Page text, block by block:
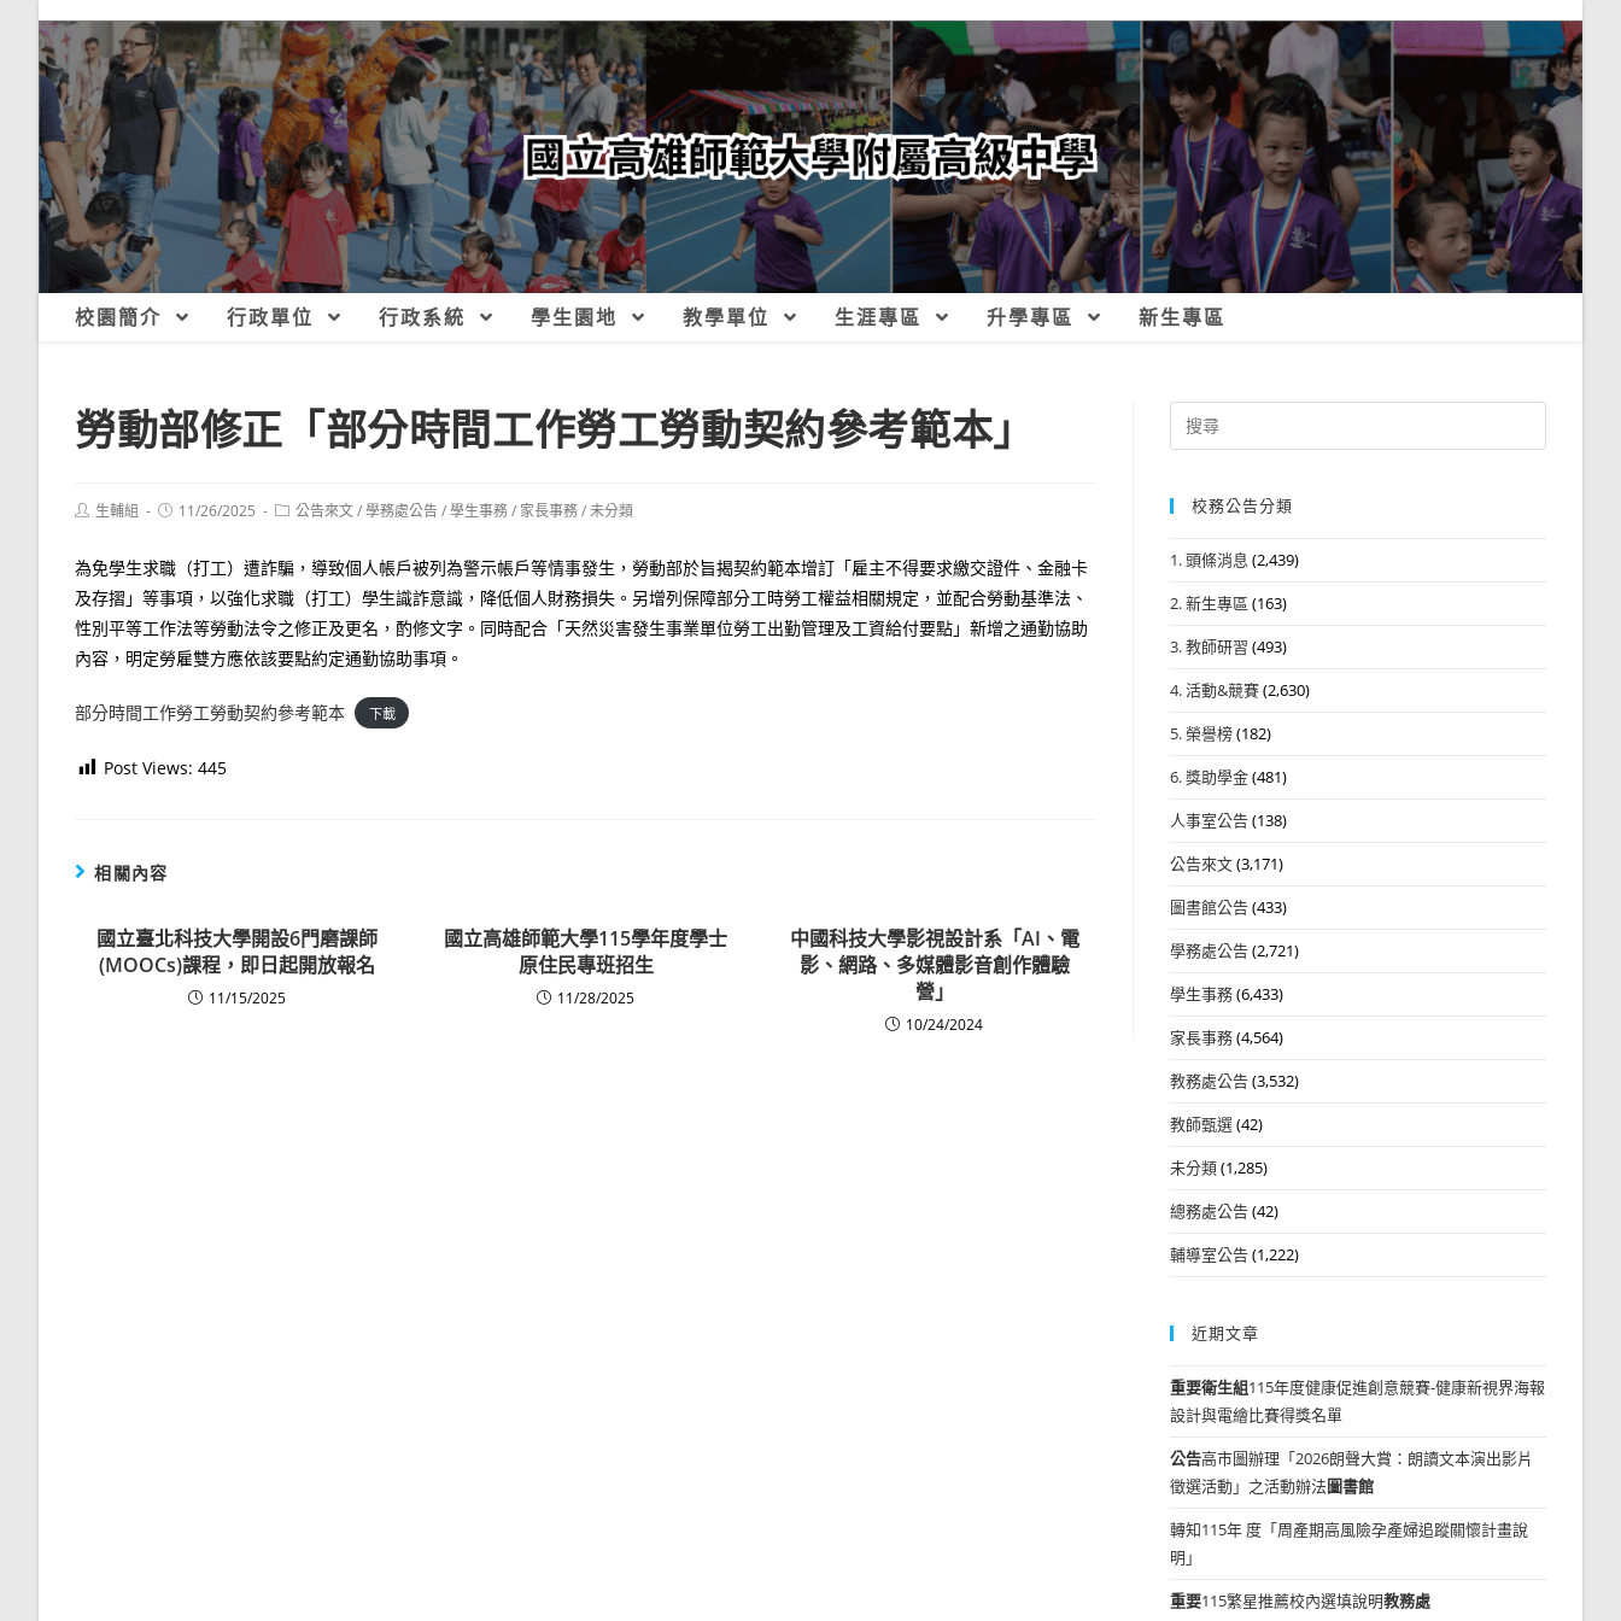
校園簡介 行政單位 行政系統 學生園地 教學單位 生涯專區 升學專區 新生專區
勞動部修正「部分時間工作勞工勞動契約參考範本」
Post生輔組
Post11/26/2025
Post公告來文/學務處公告/學生事務/ 家長事務/未分類
為免學生求職（打工）遭詐騙，導致個人帳戶被列為警示帳戶等情事發生，勞動部於旨揭契約範本增訂「雇主不得要求繳交證件、金融卡
及存摺」等事項，以強化求職（打工）學生識詐意識，降低個人財務損失。另增列保障部分工時勞工權益相關規定，並配合勞動基準法、
性別平等工作法等勞動法令之修正及更名，酌修文字。同時配合「天然災害發生事業單位勞工出勤管理及工資給付要點」新增之通勤協助
內容，明定勞雇雙方應依該要點約定通勤協助事項。
部分時間工作勞工勞動契約參考範本 下載
Post Views: 445
相關內容
國立臺北科技大學開設6門磨課師
(MOOCs)課程，即日起開放報名
11/15/2025
國立高雄師範大學115學年度學士
原住民專班招生
11/28/2025
中國科技大學影視設計系「AI、電
影、網路、多媒體影音創作體驗
營」
10/24/2024
Search
for:
校務公告分類
1. 頭條消息 (2,439)
2. 新生專區 (163)
3. 教師研習 (493)
4. 活動&競賽(2,630)
5. 榮譽榜(182)
6. 獎助學金(481)
人事室公告(138)
公告來文(3,171)
圖書館公告(433)
學務處公告(2,721)
學生事務(6,433)
家長事務(4,564)
教務處公告(3,532)
教師甄選(42)
未分類(1,285)
總務處公告(42)
輔導室公告(1,222)
近期文章
重要衛生組115年度健康促進創意競賽-健康新視界海報
設計與電繪比賽得獎名單
公告高市圖辦理「2026朗聲大賞：朗讀文本演出影片
徵選活動」之活動辦法圖書館
轉知115年 度「周產期高風險孕產婦追蹤關懷計畫說
明」
重要115繁星推薦校內選填說明教務處